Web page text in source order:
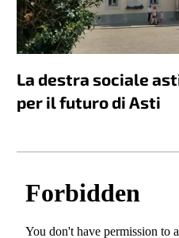
La destra sociale
per il futuro di Asti